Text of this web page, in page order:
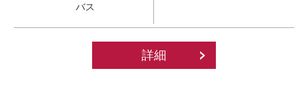
バス
詳細